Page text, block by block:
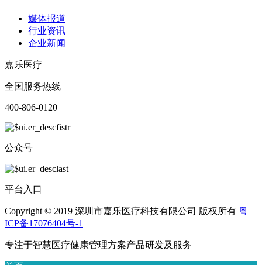
媒体报道
行业资讯
企业新闻
嘉乐医疗
全国服务热线
400-806-0120
公众号
平台入口
Copyright © 2019 深圳市嘉乐医疗科技有限公司 版权所有 粤
ICP备17076404号-1
专注于智慧医疗健康管理方案产品研发及服务